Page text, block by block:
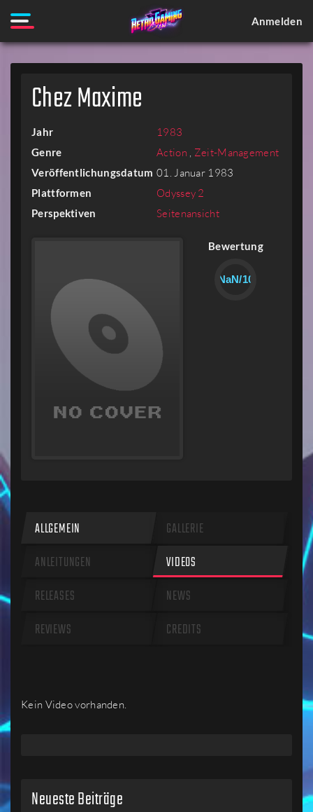
Anmelden
Chez Maxime
Jahr 1983
Genre Action , Zeit-Management
Veröffentlichungsdatum 01. Januar 1983
Plattformen Odyssey 2
Perspektiven Seitenansicht
Bewertung
NaN/10
ALLGEMEIN
GALLERIE
ANLEITUNGEN
VIDEOS
RELEASES
NEWS
REVIEWS
CREDITS
Kein Video vorhanden.
Neueste Beiträge